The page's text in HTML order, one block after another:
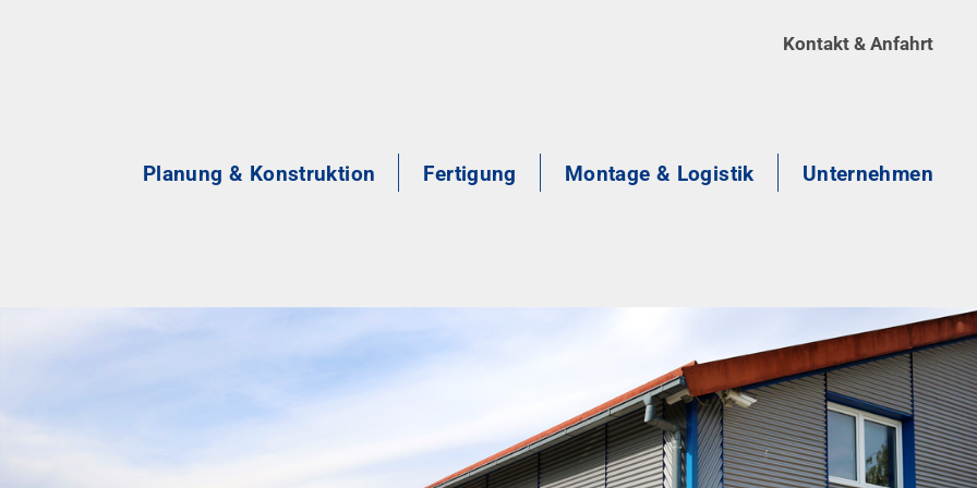
Kontakt & Anfahrt
Planung & Konstruktion Fertigung Montage & Logistik Unternehmen